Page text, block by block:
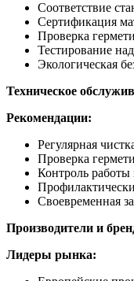
Соответствие
Сертификация
Проверка
Тестирование
Экологическая
Техническое
Рекомендации:
Регулярная
Проверка
Контроль работы
Своевременная
Производители и
Лидеры рынка: